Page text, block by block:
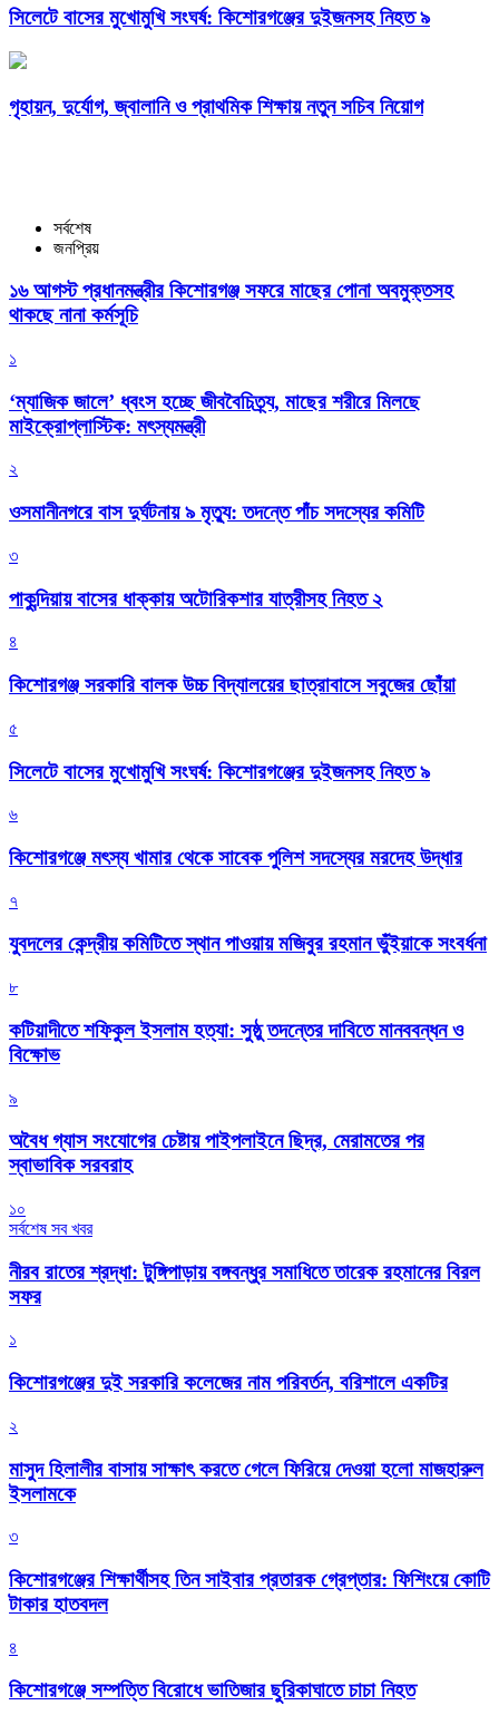
সিলেটে বাসের মুখোমুখি সংঘর্ষ: কিশোরগঞ্জের দুইজনসহ নিহত ৯
গৃহায়ন, দুর্যোগ, জ্বালানি ও প্রাথমিক শিক্ষায় নতুন সচিব নিয়োগ
সর্বশেষ
জনপ্রিয়
১৬ আগস্ট প্রধানমন্ত্রীর কিশোরগঞ্জ সফরে মাছের পোনা অবমুক্তসহ
থাকছে নানা কর্মসূচি
১
‘ম্যাজিক জালে’ ধ্বংস হচ্ছে জীববৈচিত্র্য, মাছের শরীরে মিলছে
মাইক্রোপ্লাস্টিক: মৎস্যমন্ত্রী
২
ওসমানীনগরে বাস দুর্ঘটনায় ৯ মৃত্যু: তদন্তে পাঁচ সদস্যের কমিটি
৩
পাকুন্দিয়ায় বাসের ধাক্কায় অটোরিকশার যাত্রীসহ নিহত ২
৪
কিশোরগঞ্জ সরকারি বালক উচ্চ বিদ্যালয়ের ছাত্রাবাসে সবুজের ছোঁয়া
৫
সিলেটে বাসের মুখোমুখি সংঘর্ষ: কিশোরগঞ্জের দুইজনসহ নিহত ৯
৬
কিশোরগঞ্জে মৎস্য খামার থেকে সাবেক পুলিশ সদস্যের মরদেহ উদ্ধার
৭
যুবদলের কেন্দ্রীয় কমিটিতে স্থান পাওয়ায় মজিবুর রহমান ভুঁইয়াকে সংবর্ধনা
৮
কটিয়াদীতে শফিকুল ইসলাম হত্যা: সুষ্ঠু তদন্তের দাবিতে মানববন্ধন ও
বিক্ষোভ
৯
অবৈধ গ্যাস সংযোগের চেষ্টায় পাইপলাইনে ছিদ্র, মেরামতের পর
স্বাভাবিক সরবরাহ
১০
সর্বশেষ সব খবর
নীরব রাতের শ্রদ্ধা: টুঙ্গিপাড়ায় বঙ্গবন্ধুর সমাধিতে তারেক রহমানের বিরল
সফর
১
কিশোরগঞ্জের দুই সরকারি কলেজের নাম পরিবর্তন, বরিশালে একটির
২
মাসুদ হিলালীর বাসায় সাক্ষাৎ করতে গেলে ফিরিয়ে দেওয়া হলো মাজহারুল
ইসলামকে
৩
কিশোরগঞ্জের শিক্ষার্থীসহ তিন সাইবার প্রতারক গ্রেপ্তার: ফিশিংয়ে কোটি
টাকার হাতবদল
৪
কিশোরগঞ্জে সম্পত্তি বিরোধে ভাতিজার ছুরিকাঘাতে চাচা নিহত